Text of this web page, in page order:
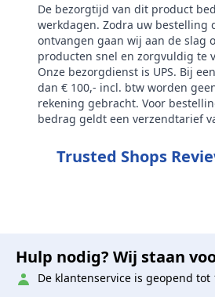
De bezorgtijd van dit product
werkdagen. Zodra uw bestelling
ontvangen gaan wij aan de slag
producten snel en zorgvuldig te
Onze bezorgdienst is UPS. Bij
dan € 100,- incl. btw worden
rekening gebracht. Voor
bedrag geldt een verzendtarief
Trusted Shops
Hulp nodig? Wij staan
De klantenservice is geopend tot